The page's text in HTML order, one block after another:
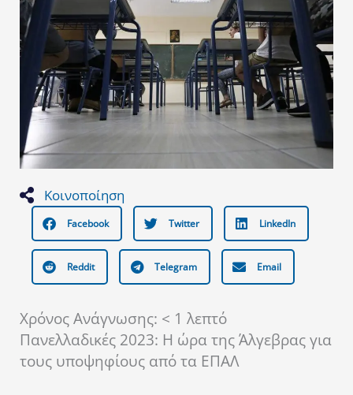
Κοινοποίηση
Facebook Twitter LinkedIn
Reddit Telegram Email
Χρόνος Ανάγνωσης: < 1 λεπτό
Πανελλαδικές 2023: Η ώρα της Άλγεβρας για
τους υποψηφίους από τα ΕΠΑΛ